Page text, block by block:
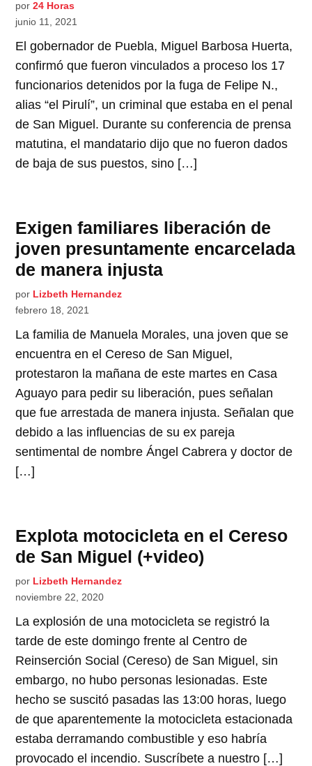
por 24 Horas
junio 11, 2021
El gobernador de Puebla, Miguel Barbosa Huerta,
confirmó que fueron vinculados a proceso los 17
funcionarios detenidos por la fuga de Felipe N.,
alias “el Pirulí”, un criminal que estaba en el penal
de San Miguel. Durante su conferencia de prensa
matutina, el mandatario dijo que no fueron dados
de baja de sus puestos, sino […]
Exigen familiares liberación de
joven presuntamente encarcelada
de manera injusta
por Lizbeth Hernandez
febrero 18, 2021
La familia de Manuela Morales, una joven que se
encuentra en el Cereso de San Miguel,
protestaron la mañana de este martes en Casa
Aguayo para pedir su liberación, pues señalan
que fue arrestada de manera injusta. Señalan que
debido a las influencias de su ex pareja
sentimental de nombre Ángel Cabrera y doctor de
[…]
Explota motocicleta en el Cereso
de San Miguel (+video)
por Lizbeth Hernandez
noviembre 22, 2020
La explosión de una motocicleta se registró la
tarde de este domingo frente al Centro de
Reinserción Social (Cereso) de San Miguel, sin
embargo, no hubo personas lesionadas. Este
hecho se suscitó pasadas las 13:00 horas, luego
de que aparentemente la motocicleta estacionada
estaba derramando combustible y eso habría
provocado el incendio. Suscríbete a nuestro […]